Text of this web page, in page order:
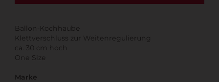
Ballon-Kochhaube
Klettverschluss zur Weitenregulierung
ca. 30 cm hoch
One Size
Marke